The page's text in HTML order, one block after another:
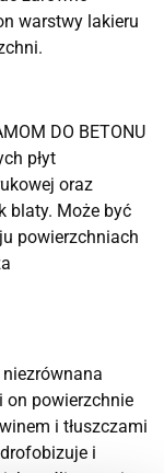
warstwy lakieru
DO BETONU
płyt
oraz
blaty. Może być
powierzchniach
on powierzchnie
i tłuszczami
i